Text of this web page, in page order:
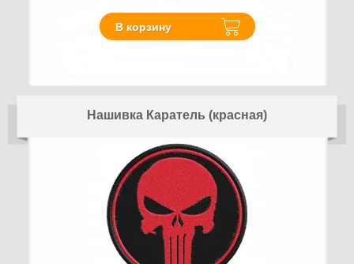
В корзину
Нашивка Каратель (красная)